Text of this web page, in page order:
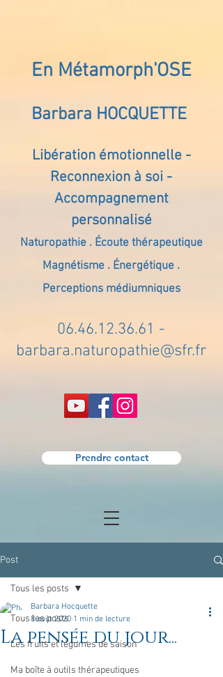
En Métamorph'OSE
Barbara HOCQUETTE
Libération émotionnelle -
Reconnexion à soi -
Accompagnement
personnalisé
Naturopathie . Écoute thérapeutique
Magnétisme . Énergétique .
Perceptions médiumniques
06.46.12.36.61 -
barbara.naturopathie@sfr.fr
Prendre contact
Post
Tous les posts
Les fruits et légumes de saison
Ma boîte à outils thérapeutiques
Tous les posts
La pensée du jour...
Barbara Hocquette
8 août 2020 1 min de lecture